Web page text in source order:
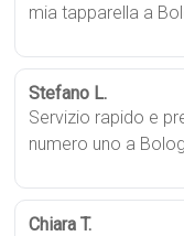
mia tapparella a
Stefano L.
Servizio rapido e
numero uno a
Chiara T.